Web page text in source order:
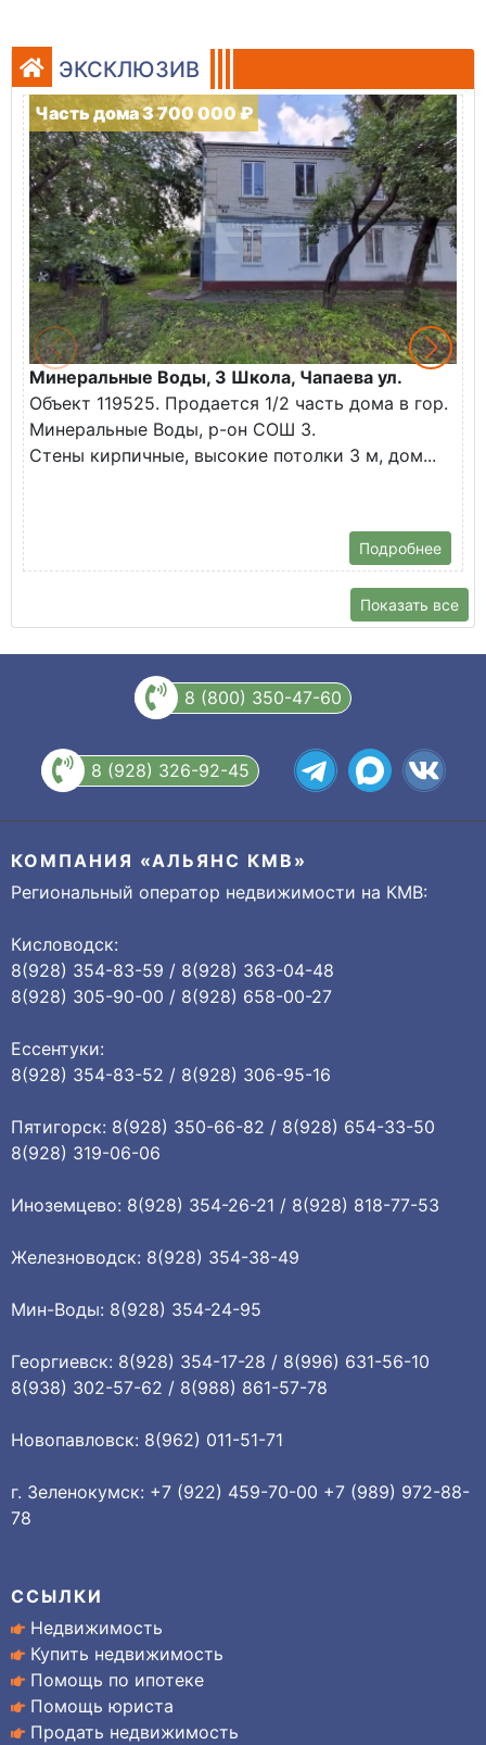
ЭКСКЛЮЗИВ
Часть дома 3 700 000 ₽
Минеральные Воды, 3 Школа, Чапаева ул.
Объект 119525. Продается 1/2 часть дома в гор.
Минеральные Воды, р-он СОШ 3.
Стены кирпичные, высокие потолки 3 м, дом...
Подробнее
Показать все
8 (800) 350-47-60
8 (928) 326-92-45
КОМПАНИЯ «АЛЬЯНС КМВ»
Региональный оператор недвижимости на КМВ:
Кисловодск:
8(928) 354-83-59 / 8(928) 363-04-48
8(928) 305-90-00 / 8(928) 658-00-27
Ессентуки:
8(928) 354-83-52 / 8(928) 306-95-16
Пятигорск: 8(928) 350-66-82 / 8(928) 654-33-50
8(928) 319-06-06
Иноземцево: 8(928) 354-26-21 / 8(928) 818-77-53
Железноводск: 8(928) 354-38-49
Мин-Воды: 8(928) 354-24-95
Георгиевск: 8(928) 354-17-28 / 8(996) 631-56-10
8(938) 302-57-62 / 8(988) 861-57-78
Новопавловск: 8(962) 011-51-71
г. Зеленокумск: +7 (922) 459-70-00 +7 (989) 972-88-
78
ССЫЛКИ
Недвижимость
Купить недвижимость
Помощь по ипотеке
Помощь юриста
Продать недвижимость